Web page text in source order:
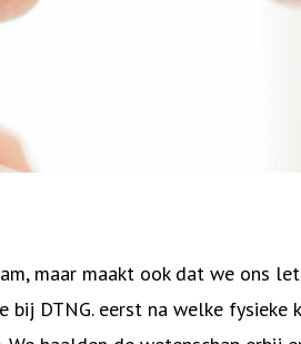
maar maakt ook dat we ons
DTNG. eerst na welke fysieke